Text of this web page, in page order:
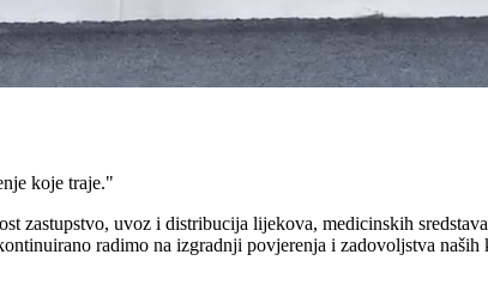
koje traje."
zastupstvo, uvoz i distribucija lijekova, medicinskih
radimo na izgradnji povjerenja i zadovoljstva naših